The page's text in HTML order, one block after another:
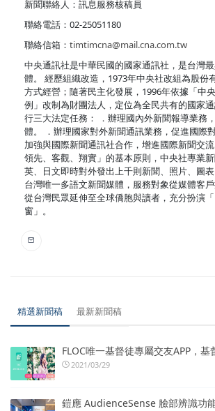
新聞聯絡人：訊息服務核稿員
聯絡電話：02-25051180
聯絡信箱： timtimcna@mail.cna.com.tw
中央通訊社是中華民國的國家通訊社，是台灣
體。 經歷組織改造，1973年中央社改組為股份
方式經營；隨著民主化發展，1996年依據「中
例」改制為財團法人，定位為全民共有的國家
行三大法定任務： ．辦理國內外新聞報導業務
體。 ．辦理國家對外新聞通訊業務，促進國際
加強與國際新聞通訊社合作，增進國際新聞交流
領先、客觀、翔實」的基本原則，中央社專業新
英、日文即時對外發出上千則新聞、照片、圖
台灣唯一多語文新聞媒體，服務對象從媒體客
從台灣民眾延伸至全球僑胞與讀者，充分扮演
窗」。
精選新聞稿 最新新聞稿
FLOC唯一基督徒專屬交友APP，基
2021/03/29
鎧應 AudienceSense 臉部辨識功